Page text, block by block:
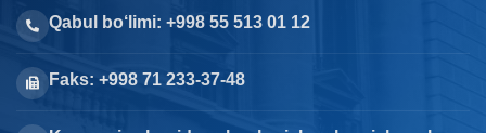
Qabul bo‘limi: +998 55 513 01 12
Faks: +998 71 233-37-48